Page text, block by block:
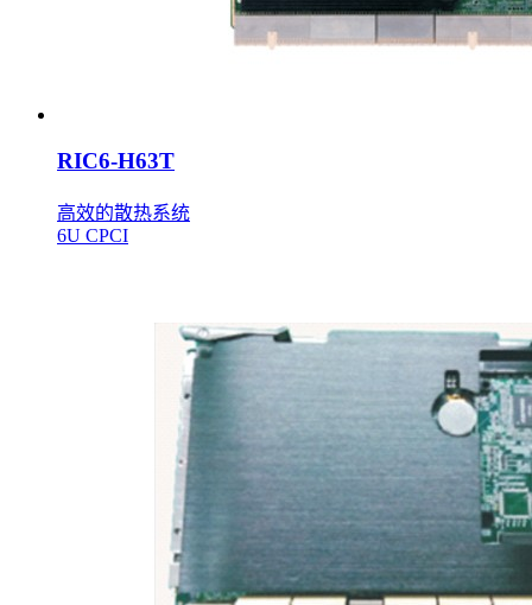
RIC6-H63T
高效的散热系统
6U CPCI